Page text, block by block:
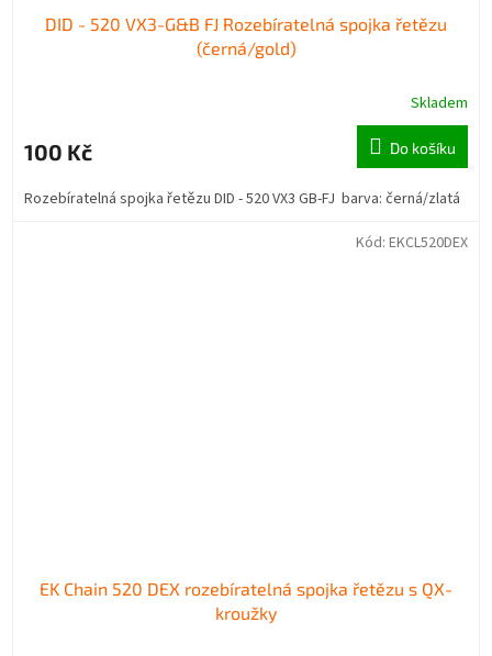
DID - 520 VX3-G&B FJ Rozebíratelná spojka řetězu
(černá/gold)
Skladem
100 Kč Do košíku
Rozebíratelná spojka řetězu DID - 520 VX3 GB-FJ barva: černá/zlatá
EK Chain 520 DEX rozebíratelná spojka řetězu s QX-
kroužky
Kód: EKCL520DEX